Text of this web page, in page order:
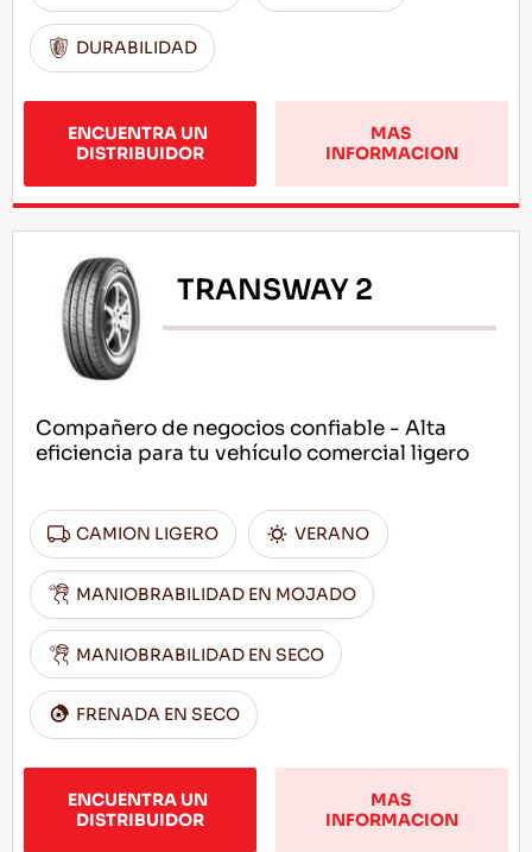
DURABILIDAD
ENCUENTRA UN
DISTRIBUIDOR
MAS
INFORMACION
TRANSWAY 2
Compañero de negocios confiable - Alta
eficiencia para tu vehículo comercial ligero
CAMION LIGERO VERANO
MANIOBRABILIDAD EN MOJADO
MANIOBRABILIDAD EN SECO
FRENADA EN SECO
ENCUENTRA UN
DISTRIBUIDOR
MAS
INFORMACION